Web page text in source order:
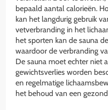
bepaald aantal calorieën.
kan het langdurig gebruik
vetverbranding in het
het sporten kan de sauna
waardoor de verbranding
De sauna moet echter niet
gewichtsverlies worden
en regelmatige
het behoud van een